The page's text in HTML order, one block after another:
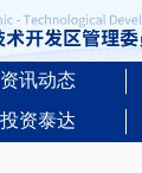
资讯动态
投资泰达